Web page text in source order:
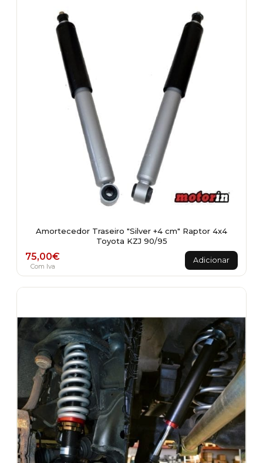
Amortecedor Traseiro "Silver +4 cm" Raptor 4x4
Toyota KZJ 90/95
75,00€
Com Iva
Adicionar